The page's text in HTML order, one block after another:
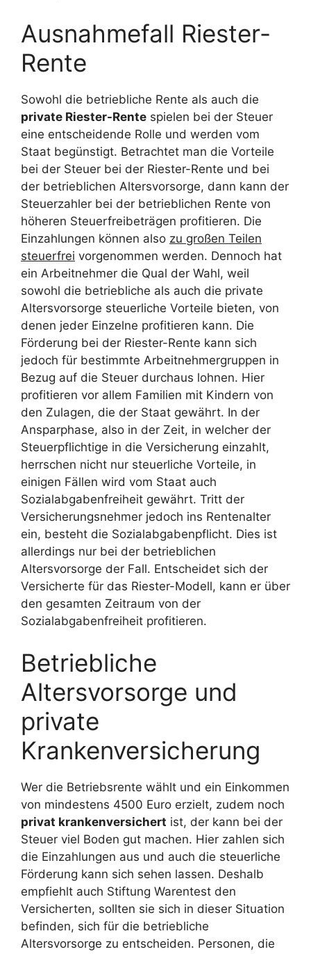
Ausnahmefall Riester-
Rente
Sowohl die betriebliche Rente als auch die
private Riester-Rente spielen bei der Steuer
eine entscheidende Rolle und werden vom
Staat begünstigt. Betrachtet man die Vorteile
bei der Steuer bei der Riester-Rente und bei
der betrieblichen Altersvorsorge, dann kann der
Steuerzahler bei der betrieblichen Rente von
höheren Steuerfreibeträgen profitieren. Die
Einzahlungen können also zu großen Teilen
steuerfrei vorgenommen werden. Dennoch hat
ein Arbeitnehmer die Qual der Wahl, weil
sowohl die betriebliche als auch die private
Altersvorsorge steuerliche Vorteile bieten, von
denen jeder Einzelne profitieren kann. Die
Förderung bei der Riester-Rente kann sich
jedoch für bestimmte Arbeitnehmergruppen in
Bezug auf die Steuer durchaus lohnen. Hier
profitieren vor allem Familien mit Kindern von
den Zulagen, die der Staat gewährt. In der
Ansparphase, also in der Zeit, in welcher der
Steuerpflichtige in die Versicherung einzahlt,
herrschen nicht nur steuerliche Vorteile, in
einigen Fällen wird vom Staat auch
Sozialabgabenfreiheit gewährt. Tritt der
Versicherungsnehmer jedoch ins Rentenalter
ein, besteht die Sozialabgabenpflicht. Dies ist
allerdings nur bei der betrieblichen
Altersvorsorge der Fall. Entscheidet sich der
Versicherte für das Riester-Modell, kann er über
den gesamten Zeitraum von der
Sozialabgabenfreiheit profitieren.
Betriebliche
Altersvorsorge und
private
Krankenversicherung
Wer die Betriebsrente wählt und ein Einkommen
von mindestens 4500 Euro erzielt, zudem noch
privat krankenversichert ist, der kann bei der
Steuer viel Boden gut machen. Hier zahlen sich
die Einzahlungen aus und auch die steuerliche
Förderung kann sich sehen lassen. Deshalb
empfiehlt auch Stiftung Warentest den
Versicherten, sollten sie sich in dieser Situation
befinden, sich für die betriebliche
Altersvorsorge zu entscheiden. Personen, die